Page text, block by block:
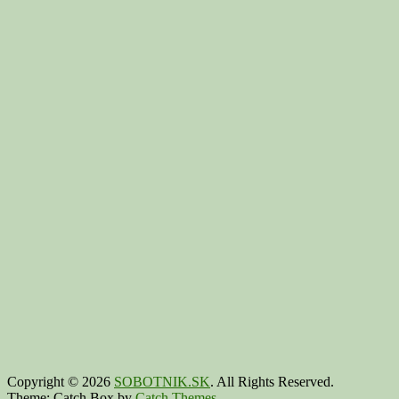
Copyright © 2026 SOBOTNIK.SK. All Rights Reserved.